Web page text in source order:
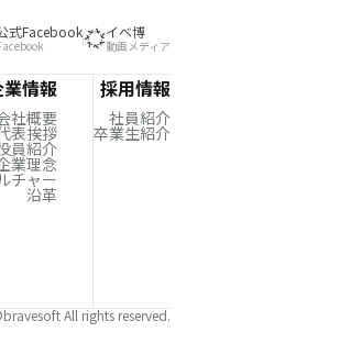
式Facebook イベ博
動画メディア
情報
社概要
表挨拶
員紹介
業理念
チャー
沿革
採用情報
社員紹介
卒業生紹介
All rights reserved.